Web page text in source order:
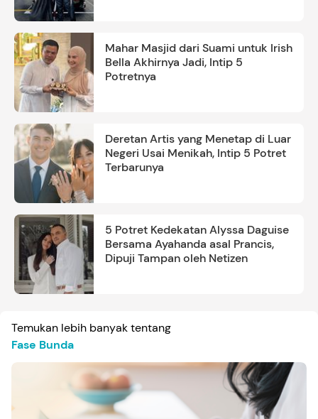
Mahar Masjid dari Suami untuk Irish
Bella Akhirnya Jadi, Intip 5
Potretnya
Deretan Artis yang Menetap di Luar
Negeri Usai Menikah, Intip 5 Potret
Terbarunya
5 Potret Kedekatan Alyssa Daguise
Bersama Ayahanda asal Prancis,
Dipuji Tampan oleh Netizen
Temukan lebih banyak tentang
Fase Bunda